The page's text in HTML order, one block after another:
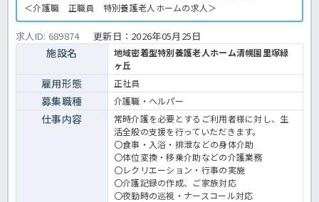
＜介護職 正職員 特別養護老人ホームの求人＞
求人ID: 689874 更新日： 2026年05月25日
施設名
地域密着型特別養護老人ホーム清幌園里塚緑
ヶ丘
雇用形態 正社員
募集職種 介護職・ヘルパー
仕事内容
常時介護を必要とするご利用者様に対し、生
活全般の支援を行っていただきます。
〇食事・入浴・排泄などの身体介助
〇体位変換・移乗介助などの介護業務
〇レクリエーション・行事の実施
〇介護記録の作成、ご家族対応
〇夜勤時の巡視・ナースコール対応